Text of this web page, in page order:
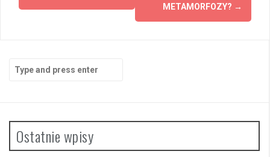
METAMORFOZY? →
for:
Ostatnie wpisy